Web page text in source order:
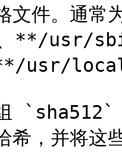
格文件。
**/usr/
local/
组
希，并将这